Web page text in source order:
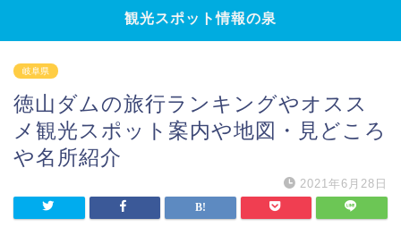
観光スポット情報の泉
岐阜県
徳山ダムの旅行ランキングやオスス
メ観光スポット案内や地図・見どころ
や名所紹介
2021年6月28日